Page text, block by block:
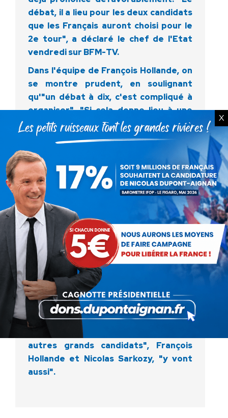
débat, il a lieu pour les deux candidats
que les Français auront choisi pour le
2e tour", a déclaré le chef de l'Etat
vendredi sur BFM-TV.
Dans l'équipe de François Hollande, on
se montre prudent, en soulignant
qu'"un débat à dix, c'est compliqué à
organiser". "Si cela donne lieu à une
foire d'empoigne incompréhensible,
ça ne rendra pas service aux Français",
a indiqué lundi à l'AFP un proche de
François Hollande.
"Nous sommes favorables à des
débats avant le premier tour (…) Le
système fait une campagne de second
tour avant le premier, contrairement
aux souhaits des Français", a expliqué
Bruno Bilde, directeur de la
communication de la campagne de
Marine Le Pen.
Néanmoins, une autre source au FN,
sous couvert d'anonymat, a expliqué
que "Marine (Le Pen) ira si les deux
autres grands candidats", François
Hollande et Nicolas Sarkozy, "y vont
aussi".
X